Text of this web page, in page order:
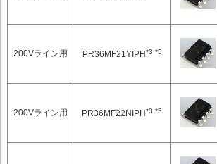
200Vライン用 PR36MF21YIPH*3 *5
200Vライン用 PR36MF22NIPH*3 *5